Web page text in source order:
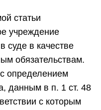
статьи
учреждение
суде в качестве
обязательствам.
определением
данным в п. 1 ст. 48
с которым